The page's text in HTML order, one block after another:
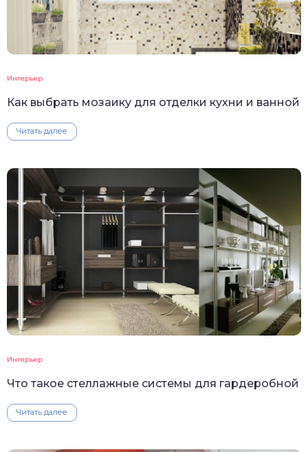
Интерьер
Как выбрать мозаику для отделки кухни и ванной
Читать далее
Интерьер
Что такое стеллажные системы для гардеробной
Читать далее